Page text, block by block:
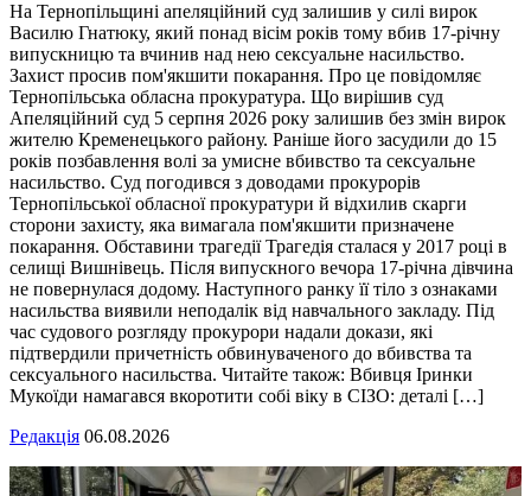
На Тернопільщині апеляційний суд залишив у силі вирок
Василю Гнатюку, який понад вісім років тому вбив 17-річну
випускницю та вчинив над нею сексуальне насильство.
Захист просив пом'якшити покарання. Про це повідомляє
Тернопільська обласна прокуратура. Що вирішив суд
Апеляційний суд 5 серпня 2026 року залишив без змін вирок
жителю Кременецького району. Раніше його засудили до 15
років позбавлення волі за умисне вбивство та сексуальне
насильство. Суд погодився з доводами прокурорів
Тернопільської обласної прокуратури й відхилив скарги
сторони захисту, яка вимагала пом'якшити призначене
покарання. Обставини трагедії Трагедія сталася у 2017 році в
селищі Вишнівець. Після випускного вечора 17-річна дівчина
не повернулася додому. Наступного ранку її тіло з ознаками
насильства виявили неподалік від навчального закладу. Під
час судового розгляду прокурори надали докази, які
підтвердили причетність обвинуваченого до вбивства та
сексуального насильства. Читайте також: Вбивця Іринки
Мукоїди намагався вкоротити собі віку в СІЗО: деталі […]
Редакція 06.08.2026